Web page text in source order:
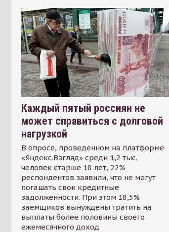
Каждый пятый россиян не
может справиться с долговой
нагрузкой
В опросе, проведенном на платформе
«Яндекс.Взгляд» среди 1,2 тыс.
человек старше 18 лет, 22%
респондентов заявили, что не могут
погашать свои кредитные
задолженности. При этом 18,5%
заемщиков вынуждены тратить на
выплаты более половины своего
ежемесячного доход